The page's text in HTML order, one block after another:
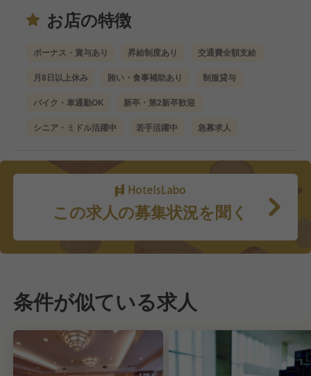
お店の特徴
ボーナス・賞与あり 昇給制度あり 交通費全額支給
月8日以上休み 賄い・食事補助あり 制服貸与
バイク・車通勤OK 新卒・第2新卒歓迎
シニア・ミドル活躍中 若手活躍中 急募求人
この求人の募集状況を聞く
条件が似ている求人